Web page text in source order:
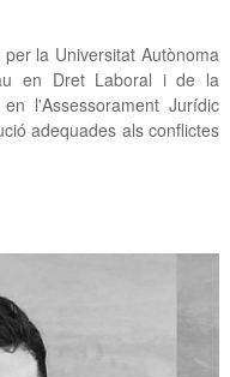
la Universitat Autònoma
en Dret Laboral i de la
l'Assessorament Jurídic
adequades als conflictes